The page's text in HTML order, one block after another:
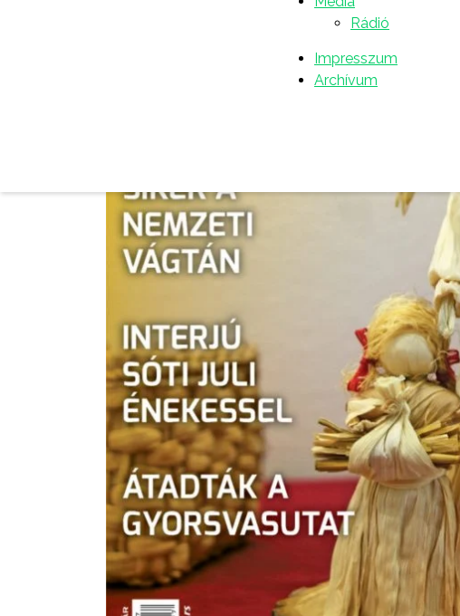
Rádió
Impresszum
Archívum